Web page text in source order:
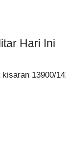
Hari Ini
13900/